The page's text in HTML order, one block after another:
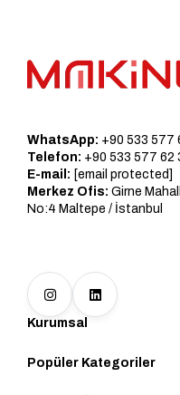
WhatsApp: +90 533 577
Telefon: +90 533 577 62
E-mail: [email protected]
Merkez Ofis: Girne
No:4 Maltepe / İstanbul
Kurumsal
Popüler Kategoriler